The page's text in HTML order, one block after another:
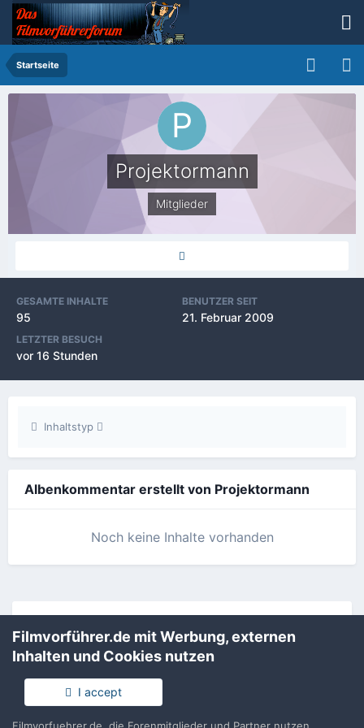
Startseite
Projektormann
Mitglieder
GESAMTE INHALTE
95
BENUTZER SEIT
21. Februar 2009
LETZTER BESUCH
vor 16 Stunden
Inhaltstyp
Albenkommentar erstellt von Projektormann
Noch keine Inhalte vorhanden
Filmvorführer.de via Google durchsuchen:
Sprache
Impressum / Datenschutzerklärung
Nutzungsbedingungen
Filmvorführer.de mit Werbung, externen
Inhalten und Cookies nutzen
I accept
Filmvorfuehrer.de, die Forenmitglieder und Partner nutzen